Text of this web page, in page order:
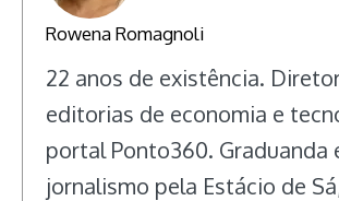
Rowena Romagnoli
22 anos de existência.
editorias de economia e
portal Ponto360. Graduanda
jornalismo pela Estácio de